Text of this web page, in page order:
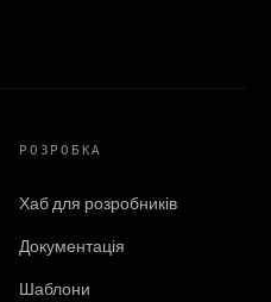
РОЗРОБКА
Хаб для розробників
Документація
Шаблони